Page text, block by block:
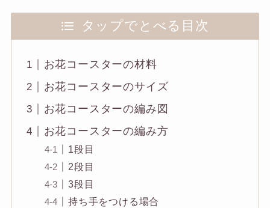
タップでとべる目次
お花コースターの材料
お花コースターのサイズ
お花コースターの編み図
お花コースターの編み方
1段目
2段目
3段目
持ち手をつける場合